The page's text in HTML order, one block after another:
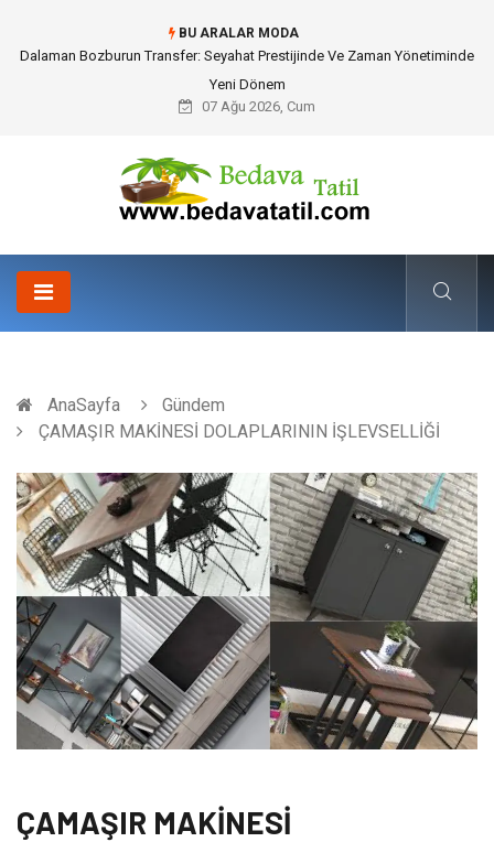
BU ARALAR MODA
Dalaman Bozburun Transfer: Seyahat Prestijinde Ve Zaman Yönetiminde
Yeni Dönem
07 Ağu 2026, Cum
AnaSayfa
Gündem
ÇAMAŞIR MAKİNESİ DOLAPLARININ İŞLEVSELLİĞİ
ÇAMAŞIR MAKİNESİ